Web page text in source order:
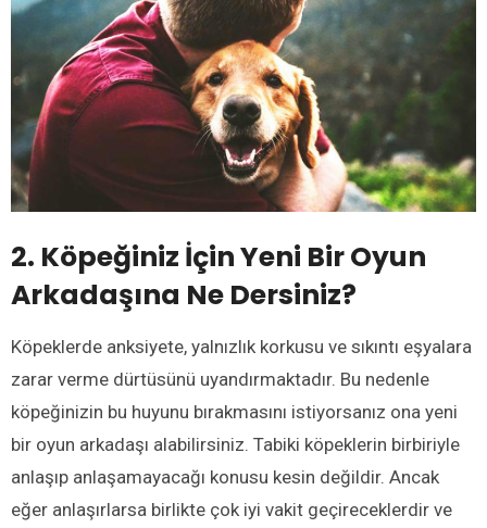
2. Köpeğiniz İçin Yeni Bir Oyun
Arkadaşına Ne Dersiniz?
Köpeklerde anksiyete, yalnızlık korkusu ve sıkıntı eşyalara
zarar verme dürtüsünü uyandırmaktadır. Bu nedenle
köpeğinizin bu huyunu bırakmasını istiyorsanız ona yeni
bir oyun arkadaşı alabilirsiniz. Tabiki köpeklerin birbiriyle
anlaşıp anlaşamayacağı konusu kesin değildir. Ancak
eğer anlaşırlarsa birlikte çok iyi vakit geçireceklerdir ve